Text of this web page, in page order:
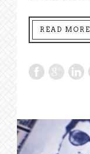
READ MORE